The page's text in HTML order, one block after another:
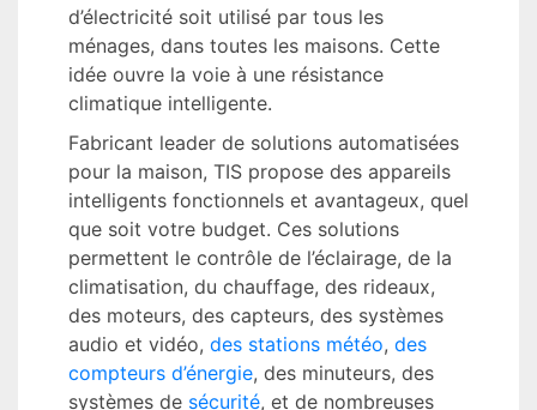
d’électricité soit utilisé par tous les
ménages, dans toutes les maisons. Cette
idée ouvre la voie à une résistance
climatique intelligente.
Fabricant leader de solutions automatisées
pour la maison, TIS propose des appareils
intelligents fonctionnels et avantageux, quel
que soit votre budget. Ces solutions
permettent le contrôle de l’éclairage, de la
climatisation, du chauffage, des rideaux,
des moteurs, des capteurs, des systèmes
audio et vidéo, des stations météo, des
compteurs d’énergie, des minuteurs, des
systèmes de sécurité, et de nombreuses